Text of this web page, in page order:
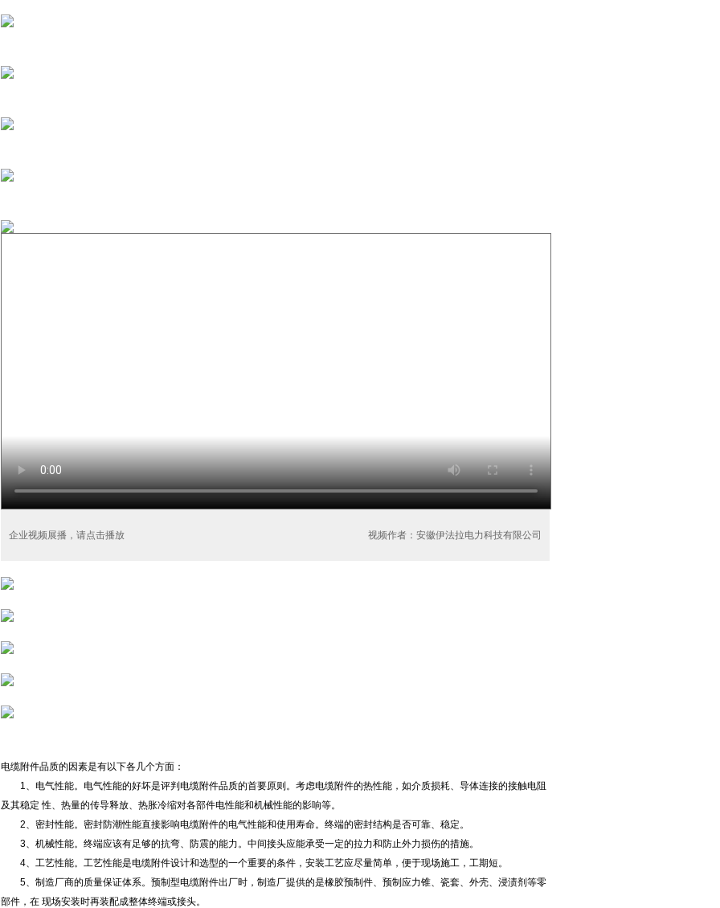
企业视频展播，请点击播放 视频作者：安徽伊法拉电力科技有限公司
电缆附件品质的因素是有以下各几个方面：
1、电气性能。电气性能的好坏是评判电缆附件品质的首要原则。考虑电缆附件的热性能，如介质损耗、导体连接的接触电阻
及其稳定 性、热量的传导释放、热胀冷缩对各部件电性能和机械性能的影响等。
2、密封性能。密封防潮性能直接影响电缆附件的电气性能和使用寿命。终端的密封结构是否可靠、稳定。
3、机械性能。终端应该有足够的抗弯、防震的能力。中间接头应能承受一定的拉力和防止外力损伤的措施。
4、工艺性能。工艺性能是电缆附件设计和选型的一个重要的条件，安装工艺应尽量简单，便于现场施工，工期短。
5、制造厂商的质量保证体系。预制型电缆附件出厂时，制造厂提供的是橡胶预制件、预制应力锥、瓷套、外壳、浸渍剂等零
部件，在 现场安装时再装配成整体终端或接头。